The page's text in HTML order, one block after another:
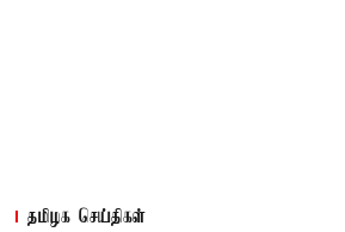
தமிழக செய்திகள்